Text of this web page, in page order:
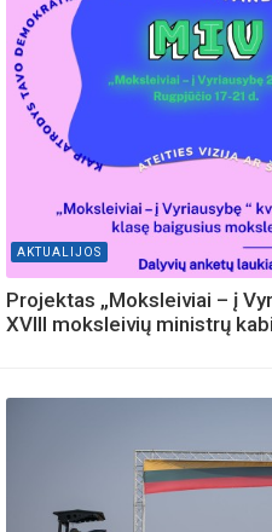
AKTUALIJOS
Projektas „Moksleiviai – į
XVIII moksleivių ministrų